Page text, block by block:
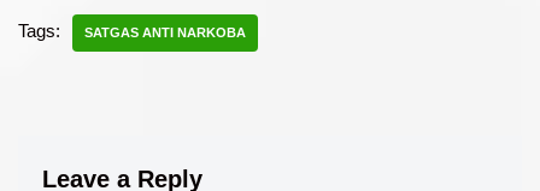
Tags: SATGAS ANTI NARKOBA
Leave a Reply